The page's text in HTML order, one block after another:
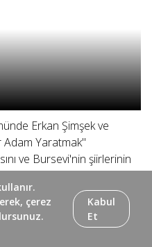
Erkan Şimşek ve
Yaratmak"
ve Bursevi'nin şiirlerinin
sesinden "Pay" isimli şiiri
çerez
Kabul
Et